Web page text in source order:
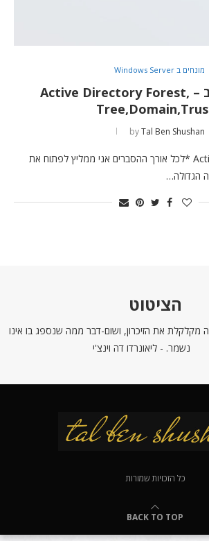
מונחים ב Windows Server
הסבר מורחב – Active Directory Forest,
byTal Ben Shushan
Active Directory Forest *לכל אורך ההסברים אני ממליץ לפתוח את
הגדולה…
הציטוט
מקלקלת את הזיכרון, ושום-דבר ממה שנספג בו אינו
נשמר. - ליאונרדו דה וינצ'י
כל הזכויות שמורות
BACK TO TOP